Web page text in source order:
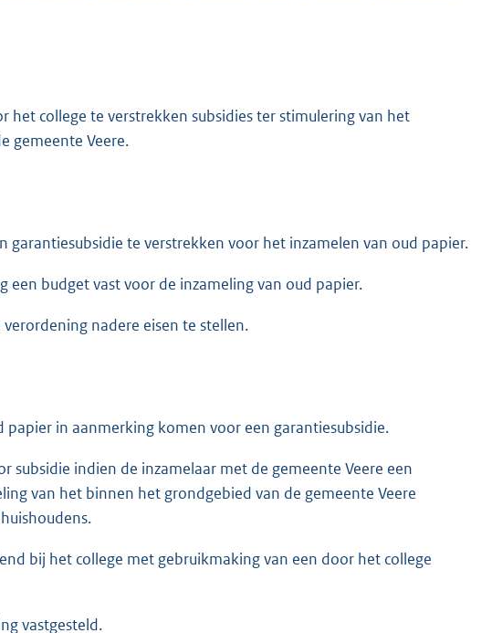
het college te verstrekken subsidies ter stimulering van het
gemeente Veere.
garantiesubsidie te verstrekken voor het inzamelen van oud papier.
budget vast voor de inzameling van oud papier.
nadere eisen te stellen.
papier in aanmerking komen voor een garantiesubsidie.
subsidie indien de inzamelaar met de gemeente Veere een
van het binnen het grondgebied van de gemeente Veere
bij het college met gebruikmaking van een door het college
vastgesteld.